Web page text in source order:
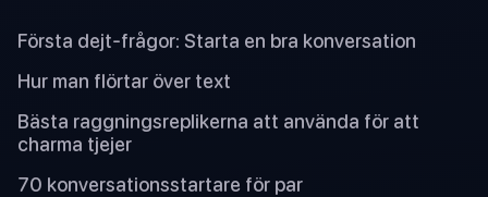
Första dejt-frågor: Starta en bra konversation
Hur man flörtar över text
Bästa raggningsreplikerna att använda för att
charma tjejer
70 konversationsstartare för par